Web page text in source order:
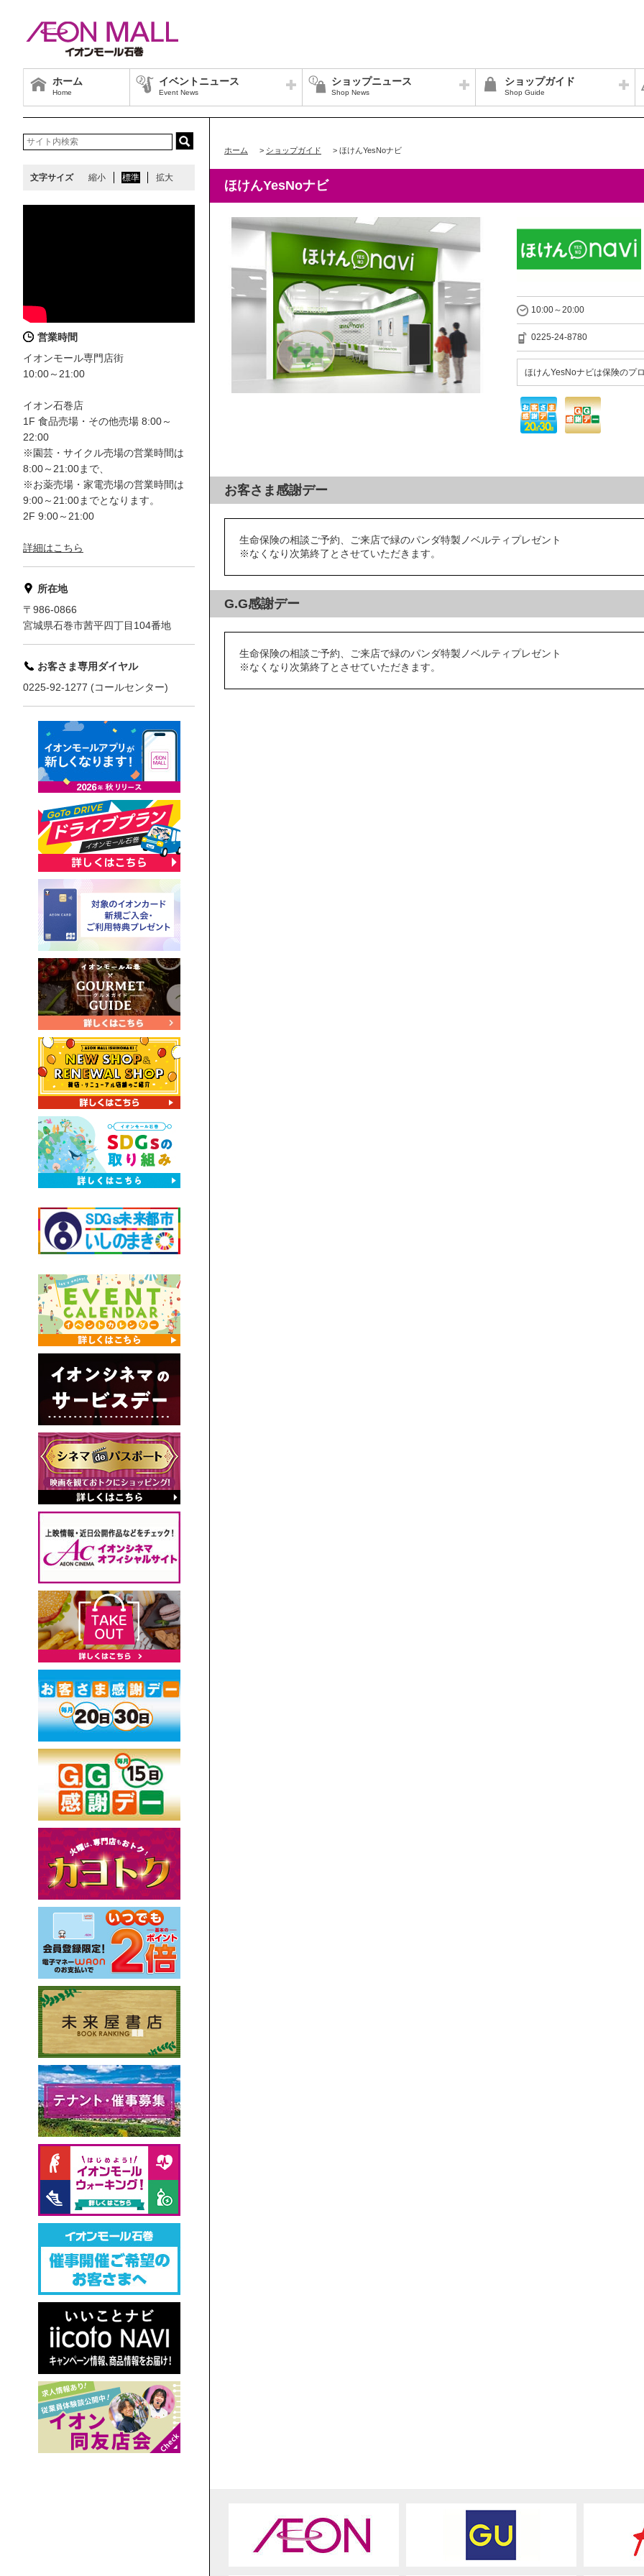
ホーム
Home
イベントニュース
Event News
ショップニュース
Shop News
ショップガイド
Shop Guide
ホーム > ショップガイド > ほけんYesNoナビ
ほけんYesNoナビ
10:00～20:00
0225-24-8780
ほけんYesNoナビは保険のプ
お客さま感謝デー
生命保険の相談ご予約、ご来店で緑のパンダ特製ノベルティプレゼント
※なくなり次第終了とさせていただきます。
G.G感謝デー
生命保険の相談ご予約、ご来店で緑のパンダ特製ノベルティプレゼント
※なくなり次第終了とさせていただきます。
文字サイズ 縮小 標準 拡大
営業時間
イオンモール専門店街
10:00～21:00
イオン石巻店
1F 食品売場・その他売場 8:00～
22:00
※園芸・サイクル売場の営業時間は
8:00～21:00まで、
※お薬売場・家電売場の営業時間は
9:00～21:00までとなります。
2F 9:00～21:00
詳細はこちら
所在地
〒986-0866
宮城県石巻市茜平四丁目104番地
お客さま専用ダイヤル
0225-92-1277 (コールセンター)